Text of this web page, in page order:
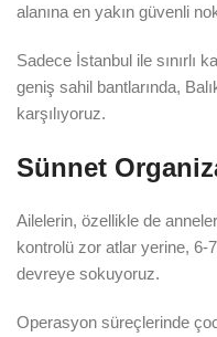
alanına en yakın güvenli
Sadece İstanbul ile sınırlı
geniş sahil bantlarında,
karşılıyoruz.
Sünnet
Ailelerin, özellikle de
kontrolü zor atlar yerine, 6-
devreye sokuyoruz.
Operasyon süreçlerinde